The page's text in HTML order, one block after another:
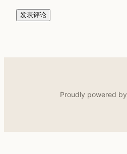
Proudly powered by